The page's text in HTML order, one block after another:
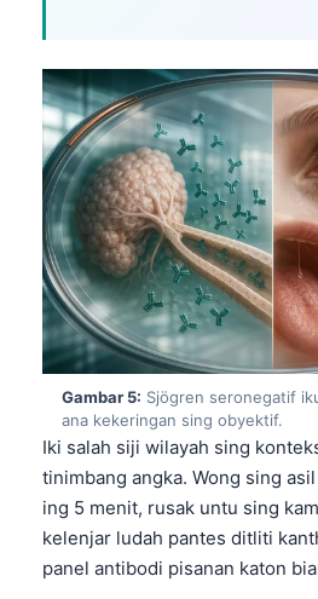
Gambar 5: Sjögren seronegatif
ana kekeringan sing obyektif.
Iki salah siji wilayah sing
tinimbang angka. Wong sing
ing 5 menit, rusak untu sing
kelenjar ludah pantes ditliti
panel antibodi pisanan katon